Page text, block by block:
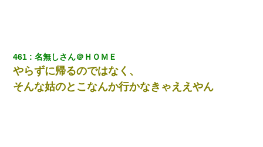
461 名無しさん＠ＨＯＭＥ
やらずに帰るのではなく、
そんな姑のとこなんか行かなきゃええやん